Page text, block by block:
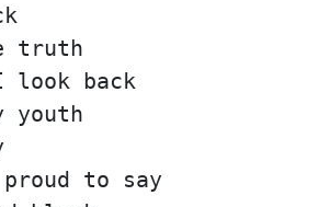
truth
look back
youth
to say